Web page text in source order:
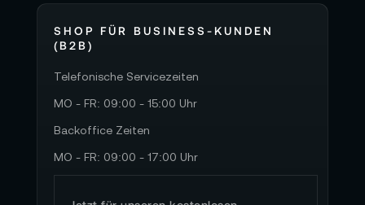
SHOP FÜR BUSINESS-KUNDEN
(B2B)
Telefonische Servicezeiten
MO - FR: 09:00 - 15:00 Uhr
Backoffice Zeiten
MO - FR: 09:00 - 17:00 Uhr